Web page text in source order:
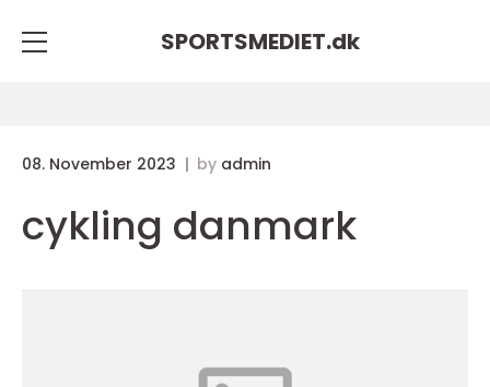
SPORTSMEDIET.dk
08. November 2023 by admin
cykling danmark